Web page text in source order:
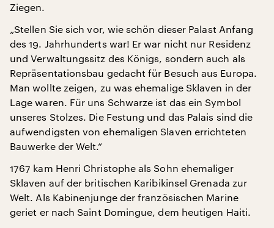
Ziegen.
„Stellen Sie sich vor, wie schön dieser Palast Anfang
des 19. Jahrhunderts war! Er war nicht nur Residenz
und Verwaltungssitz des Königs, sondern auch als
Repräsentationsbau gedacht für Besuch aus Europa.
Man wollte zeigen, zu was ehemalige Sklaven in der
Lage waren. Für uns Schwarze ist das ein Symbol
unseres Stolzes. Die Festung und das Palais sind die
aufwendigsten von ehemaligen Slaven errichteten
Bauwerke der Welt.“
1767 kam Henri Christophe als Sohn ehemaliger
Sklaven auf der britischen Karibikinsel Grenada zur
Welt. Als Kabinenjunge der französischen Marine
geriet er nach Saint Domingue, dem heutigen Haiti.